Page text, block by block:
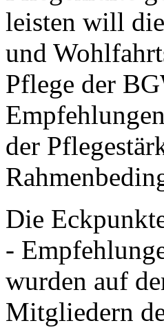
leisten will
und
Pflege der
der
Die
-
wurden auf
Mitgliedern